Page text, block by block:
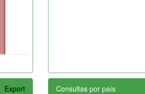
Export Consultas por país